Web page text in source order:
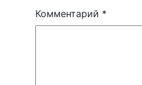
Комментарий *